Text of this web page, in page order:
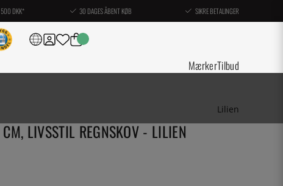
500 DKK* 30 DAGES ÅBENT KØB SIKRE BETALINGER
MærkerTilbud
Lilien
LIVSSTIL REGNSKOV - LILIEN